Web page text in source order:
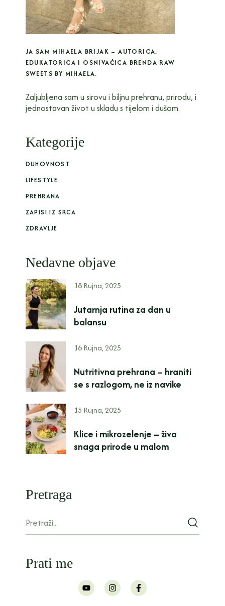
JA SAM MIHAELA BRIJAK – AUTORICA,
EDUKATORICA I OSNIVAČICA BRENDA RAW
SWEETS BY MIHAELA.
Zaljubljena sam u sirovu i biljnu prehranu, prirodu, i
jednostavan život u skladu s tijelom i dušom.
Kategorije
DUHOVNOST
LIFESTYLE
PREHRANA
ZAPISI IZ SRCA
ZDRAVLJE
Nedavne objave
18 Rujna, 2025
Jutarnja rutina za dan u
balansu
16 Rujna, 2025
Nutritivna prehrana – hraniti
se s razlogom, ne iz navike
15 Rujna, 2025
Klice i mikrozelenje – živa
snaga prirode u malom
Pretraga
Prati me